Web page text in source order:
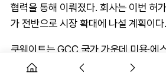
협력을 통해 이뤄졌다. 회사는 이번 허
가 전반으로 시장 확대에 나설 계획이다.
쿠웨이트는 GCC 국가 가운데 미용·에
장으로 평가된다. 고소득 소비층 증가